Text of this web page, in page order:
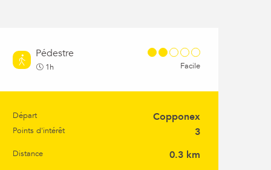
Pédestre
1h Facile
Informations
Départ Copponex
Points d'intérêt 3
Distance 0.3 km